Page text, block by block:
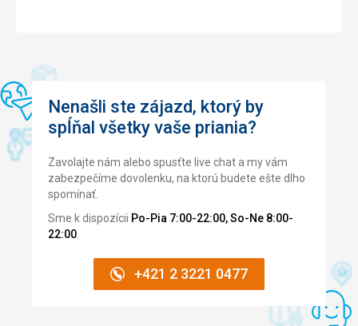
Nenašli ste zájazd, ktorý by
spĺňal všetky vaše priania?
Zavolajte nám alebo spusťte live chat a my vám
zabezpečíme dovolenku, na ktorú budete ešte dlho
spomínať.
Sme k dispozícii Po-Pia 7:00-22:00, So-Ne 8:00-
22:00
+421 2 3221 0477